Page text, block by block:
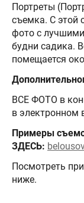
Портреты
съемка. С этой
фото с
будни садика.
помещается
ВСЕ ФОТО в
в
Примеры
ЗДЕСЬ:
Посмотреть
ниже.